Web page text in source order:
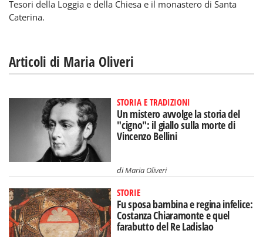
Tesori della Loggia e della Chiesa e il monastero di Santa
Caterina.
Articoli di Maria Oliveri
STORIA E TRADIZIONI
Un mistero avvolge la storia del
"cigno": il giallo sulla morte di
Vincenzo Bellini
diMaria Oliveri
STORIE
Fu sposa bambina e regina infelice:
Costanza Chiaramonte e quel
farabutto del Re Ladislao